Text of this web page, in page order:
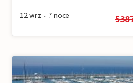
12 wrz • 7 noce